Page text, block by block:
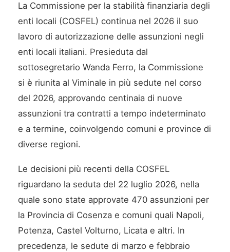
La Commissione per la stabilità finanziaria degli
enti locali (COSFEL) continua nel 2026 il suo
lavoro di autorizzazione delle assunzioni negli
enti locali italiani. Presieduta dal
sottosegretario Wanda Ferro, la Commissione
si è riunita al Viminale in più sedute nel corso
del 2026, approvando centinaia di nuove
assunzioni tra contratti a tempo indeterminato
e a termine, coinvolgendo comuni e province di
diverse regioni.
Le decisioni più recenti della COSFEL
riguardano la seduta del 22 luglio 2026, nella
quale sono state approvate 470 assunzioni per
la Provincia di Cosenza e comuni quali Napoli,
Potenza, Castel Volturno, Licata e altri. In
precedenza, le sedute di marzo e febbraio